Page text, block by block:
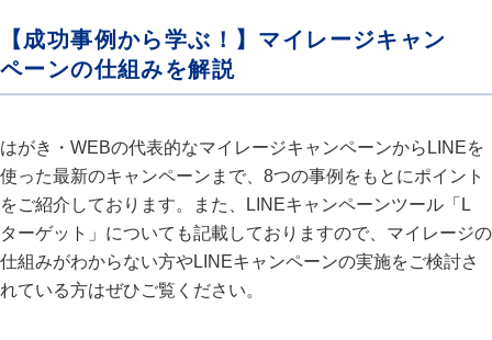
【成功事例から学ぶ！】マイレージキャン
ペーンの仕組みを解説
はがき・WEBの代表的なマイレージキャンペーンからLINEを
使った最新のキャンペーンまで、8つの事例をもとにポイント
をご紹介しております。また、LINEキャンペーンツール「L
ターゲット」についても記載しておりますので、マイレージの
仕組みがわからない方やLINEキャンペーンの実施をご検討さ
れている方はぜひご覧ください。